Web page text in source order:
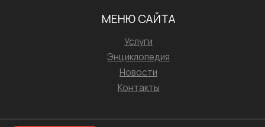
МЕНЮ САЙТА
Услуги
Энциклопедия
Новости
Контакты